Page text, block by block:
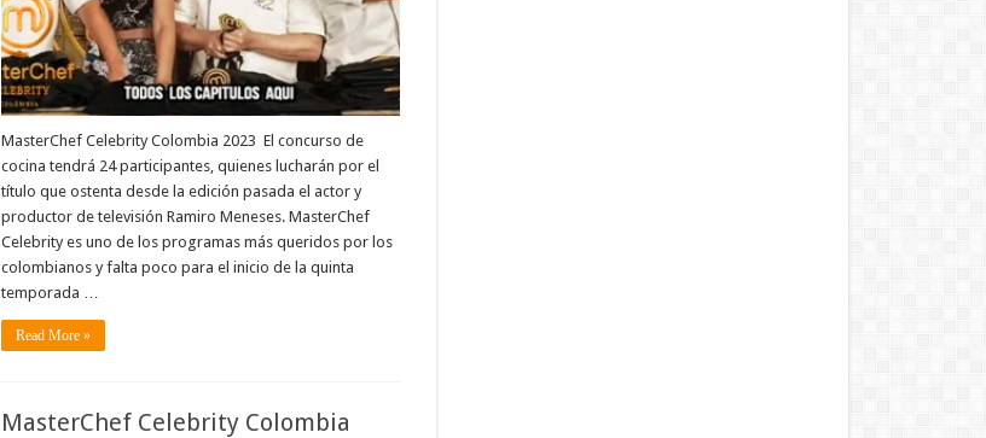
MasterChef Celebrity Colombia 2023 El concurso de
cocina tendrá 24 participantes, quienes lucharán por el
título que ostenta desde la edición pasada el actor y
productor de televisión Ramiro Meneses. MasterChef
Celebrity es uno de los programas más queridos por los
colombianos y falta poco para el inicio de la quinta
temporada …
Read More »
MasterChef Celebrity Colombia